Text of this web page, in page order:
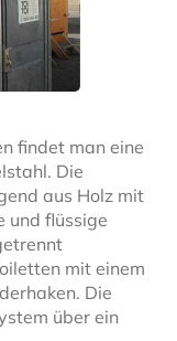
findet man eine
Die
aus Holz mit
und flüssige
mit einem
Die
über ein